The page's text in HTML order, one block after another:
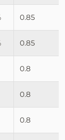
0.85
0.85
0.8
0.8
0.8